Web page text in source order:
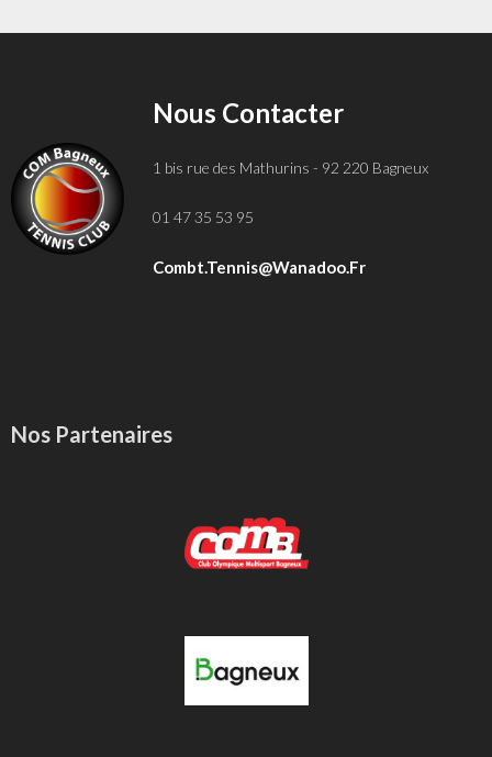
Nous Contacter
1 bis rue des Mathurins - 92 220 Bagneux
01 47 35 53 95
Combt.tennis@wanadoo.fr
Nos Partenaires